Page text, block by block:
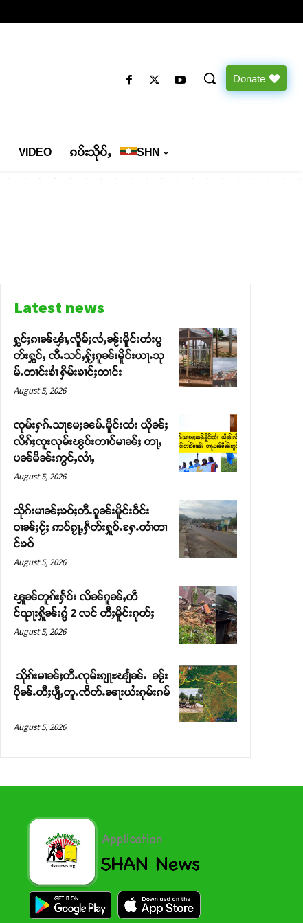
Donate
VIDEO ၵပ်းသိုပ်ႇ SHN
Latest news
ႁွင်ႈၵၢၼ်ၾၢႆႇလိူမ်ႈလႆႇၼႂ်းမိူင်းတႆးပွ
တ်းႁွင်ႇ ၸီႉသင်ႇႁႂ်ႈၵူၼ်းမိူင်းယႃႉသု
မ်ႉတၢင်းၶၢႆ ႁိမ်းၶၢင်ႈတၢင်း
August 5, 2026
ၸုမ်းႁၵ်ႉသႃမႄႈၼမ်ႉမိူင်းထႆး ယိုၼ်ႈ
လိၵ်ႈၸူးလုမ်းၽွင်းတၢင်မၢၼ်ႈ တႃႇ
ပၼ်မိၼ်းဢွင်ႇလၢႆႇ
August 5, 2026
သိုၵ်းမၢၼ်ႈၶဝ်ႈတီႉၵူၼ်းမိူင်းဝဵင်း
ဝၢၼ်ႈငႂ်ႈ ဢဝ်ၵႂႃႇႁဵတ်းႁူဝ်ႉႁႄႉတၢႆတၢ
င်ၶဝ်
August 5, 2026
ၾူၼ်တူၵ်းႁႅင်း လိၼ်ၵူၼ်ႇတဵ
င်ၺႃးႁိူၼ်းၵွႆ 2 လင် တီႈမိူင်းၵုတ်ႈ
August 5, 2026
သိုၵ်းမၢၼ်ႈတီႉၸုမ်းၵျႃႊၽျႅၼ်ႉ ၼႂ်း
ပိုၼ်ႉတီႈပျီႇတူႉၸိတ်ႉၼႃးယႆးၵုမ်းၵမ်
August 5, 2026